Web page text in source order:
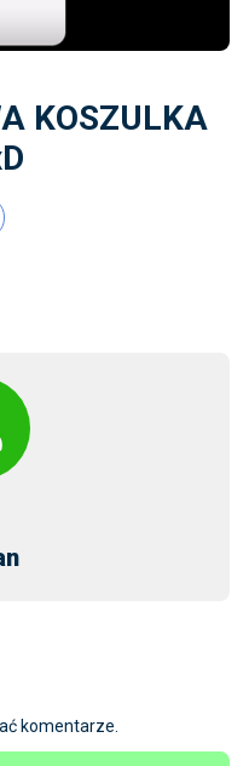
KOSZULKA
komentarze.